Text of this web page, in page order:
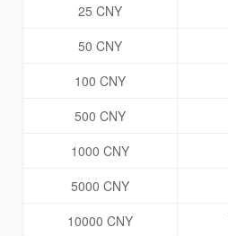
25 CNY
50 CNY
100 CNY
500 CNY
1000 CNY
5000 CNY
10000 CNY